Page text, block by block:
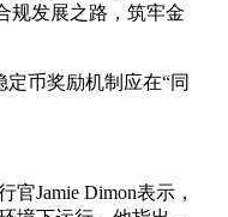
规发展之路，筑牢金
定币奖励机制应在“同
Jamie Dimon表示，